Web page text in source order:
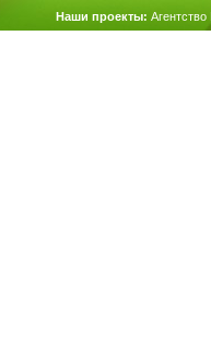
Наши проекты: